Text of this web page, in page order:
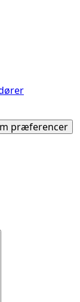
præferencer
Search